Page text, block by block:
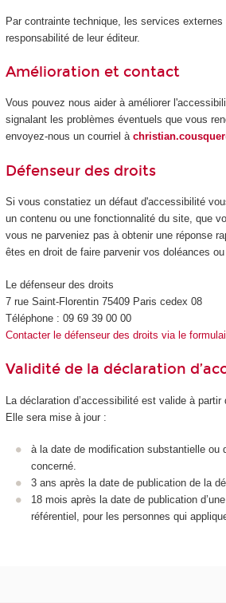
Par contrainte technique, les services
responsabilité de leur éditeur.
Amélioration et contact
Vous pouvez nous aider à améliorer
signalant les problèmes éventuels que vous
envoyez-nous un courriel à
Défenseur des droits
Si vous constatiez un défaut d'accessibilité
un contenu ou une fonctionnalité du site, que
vous ne parveniez pas à obtenir une réponse
êtes en droit de faire parvenir vos doléances
Le défenseur des droits
7 rue Saint-Florentin 75409 Paris cedex 08
Téléphone : 09 69 39 00 00
Contacter le défenseur des droits via le
Validité de la déclaration
La déclaration d’accessibilité est valide à partir
Elle sera mise à jour :
à la date de modification substantielle ou
concerné.
3 ans après la date de publication de la
18 mois après la date de publication
référentiel, pour les personnes qui